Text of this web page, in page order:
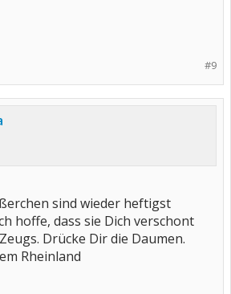
#9
sind wieder heftigst
hoffe, dass sie Dich verschont
Drücke Dir die Daumen.
Rheinland